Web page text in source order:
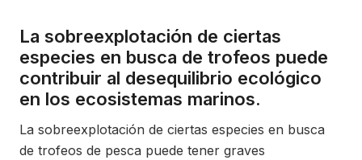
La sobreexplotación de ciertas
especies en busca de trofeos puede
contribuir al desequilibrio ecológico
en los ecosistemas marinos.
La sobreexplotación de ciertas especies en busca
de trofeos de pesca puede tener graves